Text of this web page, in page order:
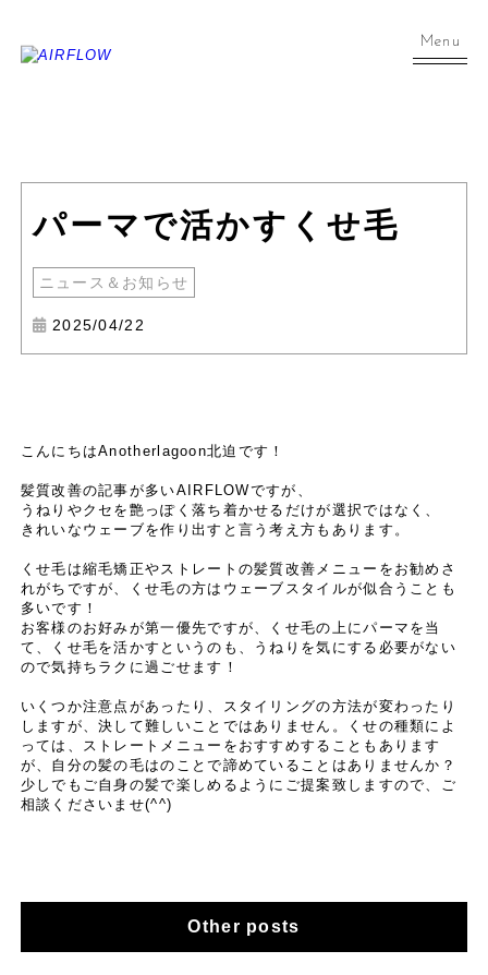
Menu
パーマで活かすくせ毛
ニュース＆お知らせ
2025/04/22
こんにちはAnotherlagoon北迫です！
髪質改善の記事が多いAIRFLOWですが、
うねりやクセを艶っぽく落ち着かせるだけが選択ではなく、
きれいなウェーブを作り出すと言う考え方もあります。
くせ毛は縮毛矯正やストレートの髪質改善メニューをお勧めさ
れがちですが、くせ毛の方はウェーブスタイルが似合うことも
多いです！
お客様のお好みが第一優先ですが、くせ毛の上にパーマを当
て、くせ毛を活かすというのも、うねりを気にする必要がない
ので気持ちラクに過ごせます！
いくつか注意点があったり、スタイリングの方法が変わったり
しますが、決して難しいことではありません。くせの種類によ
っては、ストレートメニューをおすすめすることもあります
が、自分の髪の毛はのことで諦めていることはありませんか？
少しでもご自身の髪で楽しめるようにご提案致しますので、ご
相談くださいませ(^^)
Other posts